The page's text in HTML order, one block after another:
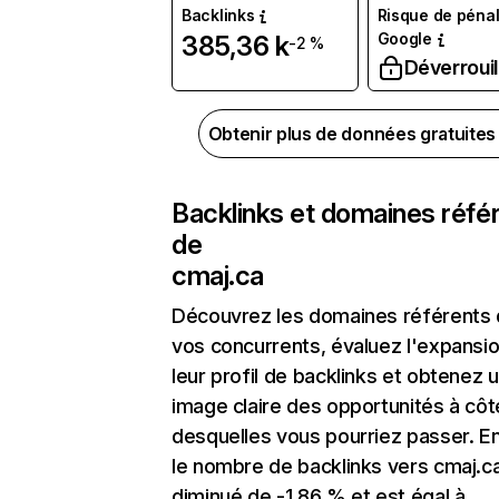
Backlinks
385,36 k-2 %
Risque de
Google
Obtenir plus de données
Backlinks et domaines
de
cmaj.ca
Découvrez les domaines référents
vos concurrents, évaluez
leur profil de backlinks et obtenez
image claire des opportunités à
desquelles vous pourriez passer.
le nombre de backlinks vers